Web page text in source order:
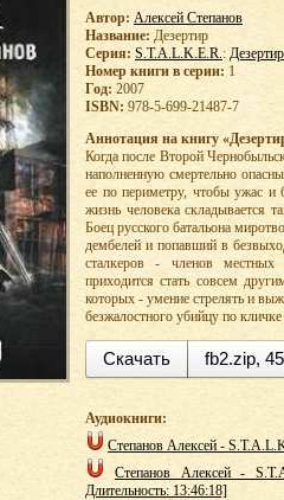
Автор: Алексей Степанов
Название: Дезертир
Серия: S.T.A.L.K.E.R.: Дезертир
Номер книги в серии: 1
Год: 2007
ISBN: 978-5-699-21487-7
Аннотация на книгу
Когда после Второй
наполненную смертельно
ее по периметру, чтобы ужас и
жизнь человека складывается
Боец русского батальона
дембелей и попавший в
сталкеров - членов местных
приходится стать совсем
которых - умение стрелять и
безжалостного убийцу по
Скачать fb2.zip,
Аудиокниги:
Степанов Алексей -
Степанов Алексей -
Длительность: 13:46:18]